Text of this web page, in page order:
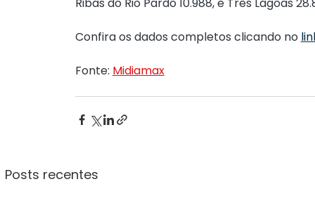
Confira os dados completos clicando no
Fonte: Midiamax
Posts recentes